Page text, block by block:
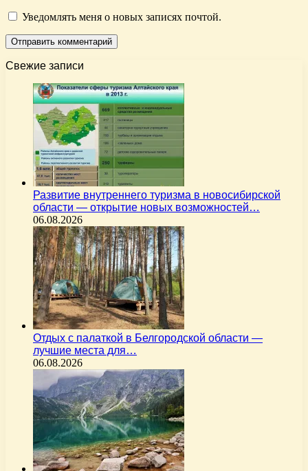
Уведомлять меня о новых записях почтой.
Свежие записи
Развитие внутреннего туризма в новосибирской
области — открытие новых возможностей…
06.08.2026
Отдых с палаткой в Белгородской области —
лучшие места для…
06.08.2026